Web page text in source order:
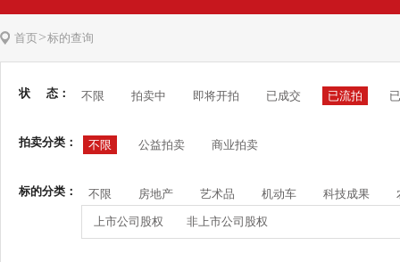
首页>标的查询
状 态： 不限 拍卖中 即将开拍 已成交 已流拍
拍卖分类： 不限 公益拍卖 商业拍卖
标的分类： 不限 房地产 艺术品 机动车 科技成果
上市公司股权 非上市公司股权